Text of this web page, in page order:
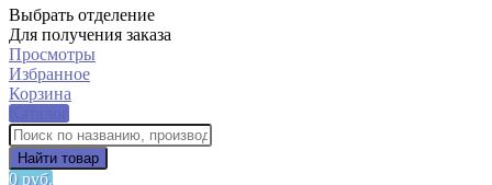
Выбрать отделение
Для получения заказа
Просмотры
Избранное
Корзина
Найти товар
0 руб.